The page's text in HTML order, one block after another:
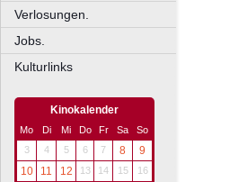
Verlosungen.
Jobs.
Kulturlinks
Kinokalender
Mo Di Mi Do Fr Sa
So
3
4 5 6 7 8
9
10
11 12 13 14 15 16